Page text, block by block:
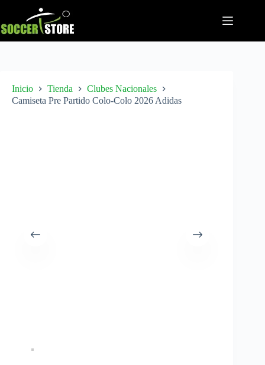
contenido
Inicio Tienda
Clubes Nacionales
Camiseta Pre Partido Colo-Colo 2026 Adidas